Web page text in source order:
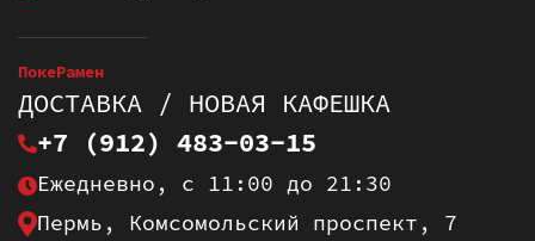
ПокеРамен
ДОСТАВКА / НОВАЯ КАФЕШКА
+7 (912) 483-03-15
Ежедневно, с 11:00 до 21:30
Пермь, Комсомольский проспект, 7